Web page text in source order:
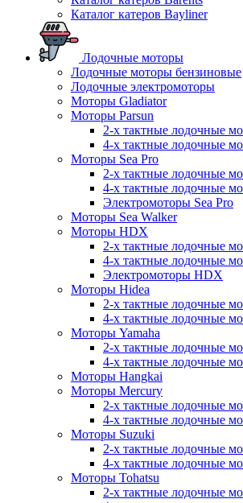
Каталог катеров Bayliner
Лодочные моторы
Лодочные моторы бензиновые
Лодочные электромоторы
Моторы Gladiator
Моторы Parsun
2-х тактные лодочные
4-х тактные лодочные
Моторы Sea Pro
2-х тактные лодочные
4-х тактные лодочные
Электромоторы Sea Pro
Моторы Sea Walker
Моторы HDX
2-х тактные лодочные
4-х тактные лодочные
Электромоторы HDX
Моторы Hidea
2-х тактные лодочные
4-х тактные лодочные
Моторы Yamaha
2-х тактные лодочные
4-х тактные лодочные
Моторы Hangkai
Моторы Mercury
2-х тактные лодочные
4-х тактные лодочные
Моторы Suzuki
2-х тактные лодочные
4-х тактные лодочные
Моторы Tohatsu
2-х тактные лодочные